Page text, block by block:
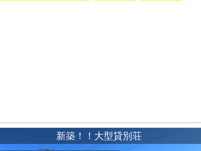
新築！！大型貸別荘